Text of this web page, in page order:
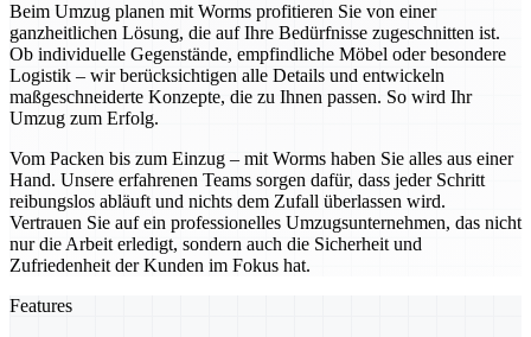
Beim Umzug planen mit Worms profitieren Sie von einer
ganzheitlichen Lösung, die auf Ihre Bedürfnisse zugeschnitten ist.
Ob individuelle Gegenstände, empfindliche Möbel oder besondere
Logistik – wir berücksichtigen alle Details und entwickeln
maßgeschneiderte Konzepte, die zu Ihnen passen. So wird Ihr
Umzug zum Erfolg.
Vom Packen bis zum Einzug – mit Worms haben Sie alles aus einer
Hand. Unsere erfahrenen Teams sorgen dafür, dass jeder Schritt
reibungslos abläuft und nichts dem Zufall überlassen wird.
Vertrauen Sie auf ein professionelles Umzugsunternehmen, das nicht
nur die Arbeit erledigt, sondern auch die Sicherheit und
Zufriedenheit der Kunden im Fokus hat.
Features